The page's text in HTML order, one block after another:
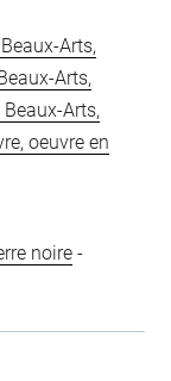
Arts,
Arts,
Arts,
oeuvre en
noire -